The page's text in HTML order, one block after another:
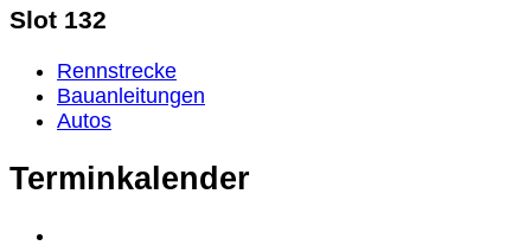
Slot 132
Rennstrecke
Bauanleitungen
Autos
Terminkalender